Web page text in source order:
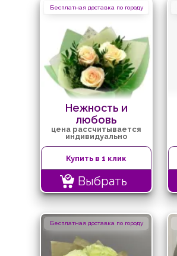
Бесплатная доставка по городу
Нежность и
любовь
цена рассчитывается
индивидуально
Купить в 1 клик
Выбрать
Бесплатная доставка по городу